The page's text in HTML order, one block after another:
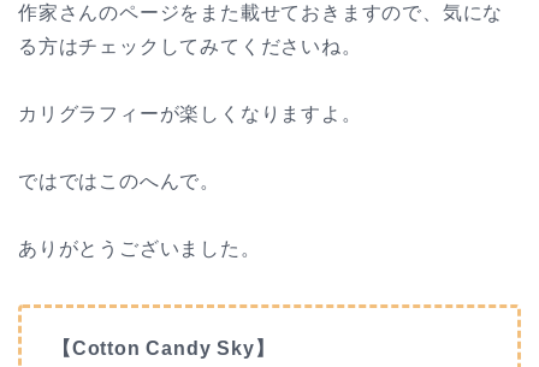
作家さんのページをまた載せておきますので、気にな
る方はチェックしてみてくださいね。
カリグラフィーが楽しくなりますよ。
ではではこのへんで。
ありがとうございました。
【Cotton Candy Sky】